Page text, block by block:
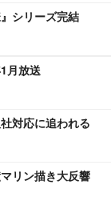
シリーズ完結
月放送
対応に追われる
リン描き大反響